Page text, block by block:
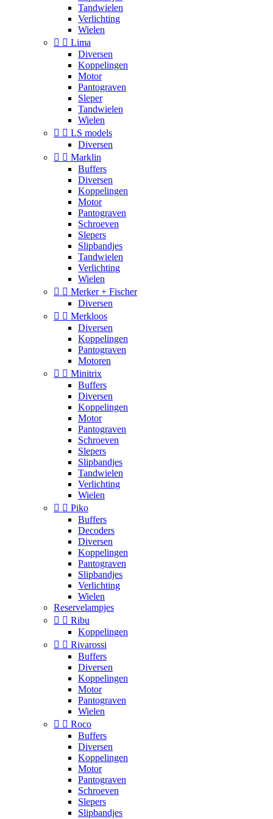
Tandwielen
Verlichting
Wielen
  Lima
Diversen
Koppelingen
Motor
Pantograven
Sleper
Tandwielen
Wielen
  LS models
Diversen
  Marklin
Buffers
Diversen
Koppelingen
Motor
Pantograven
Schroeven
Slepers
Slipbandjes
Tandwielen
Verlichting
Wielen
  Merker + Fischer
Diversen
  Merkloos
Diversen
Koppelingen
Pantograven
Motoren
  Minitrix
Buffers
Diversen
Koppelingen
Motor
Pantograven
Schroeven
Slepers
Slipbandjes
Tandwielen
Verlichting
Wielen
  Piko
Buffers
Decoders
Diversen
Koppelingen
Pantograven
Slipbandjes
Verlichting
Wielen
Reservelampjes
  Ribu
Koppelingen
  Rivarossi
Buffers
Diversen
Koppelingen
Motor
Pantograven
Wielen
  Roco
Buffers
Diversen
Koppelingen
Motor
Pantograven
Schroeven
Slepers
Slipbandjes